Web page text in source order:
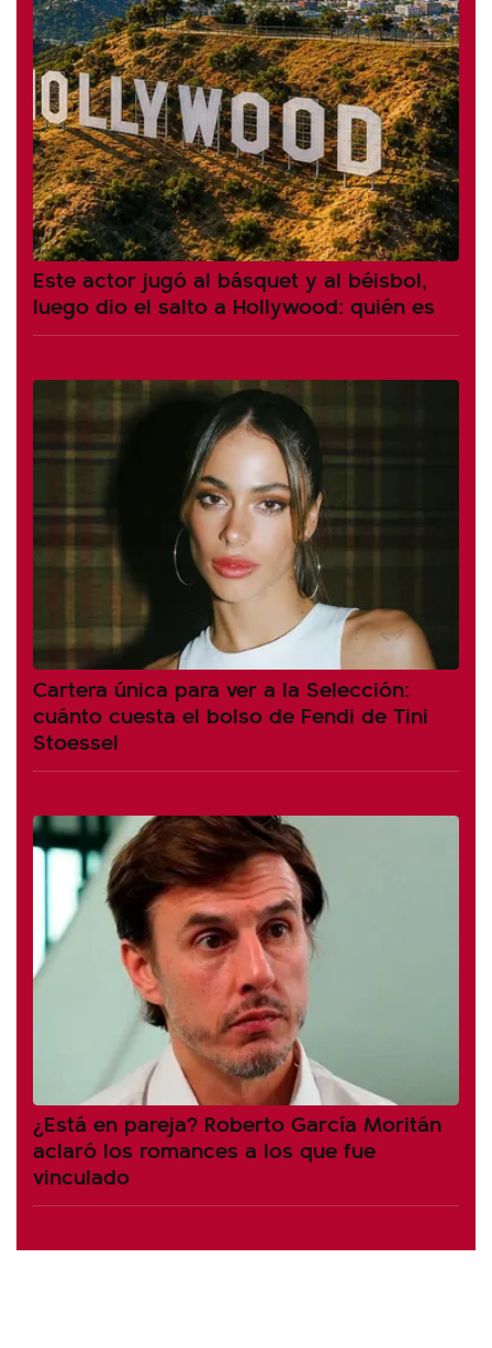
Este actor jugó al básquet y al béisbol,
luego dio el salto a Hollywood: quién es
Cartera única para ver a la Selección:
cuánto cuesta el bolso de Fendi de Tini
Stoessel
¿Está en pareja? Roberto García Moritán
aclaró los romances a los que fue
vinculado